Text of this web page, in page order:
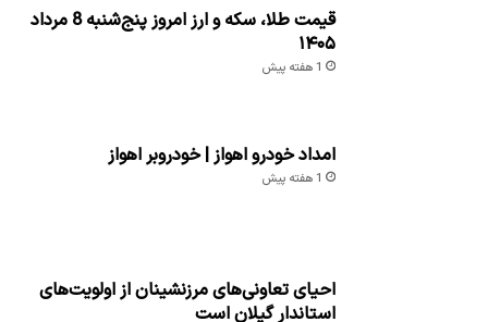
قیمت طلا، سکه و ارز امروز پنج‌شنبه 8 مرداد
۱۴۰۵
1 هفته پیش
امداد خودرو اهواز | خودروبر اهواز
1 هفته پیش
احیای تعاونی‌های مرزنشینان از اولویت‌های
استاندار گیلان است